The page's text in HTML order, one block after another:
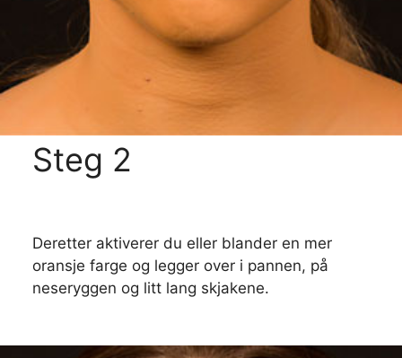
Steg 2
Deretter aktiverer du eller blander en mer
oransje farge og legger over i pannen, på
neseryggen og litt lang skjakene.